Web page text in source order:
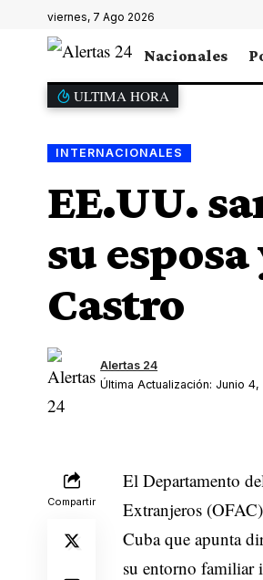
viernes, 7 Ago 2026
Nacionales
ULTIMA HORA
INTERNACIONALES
EE.UU.
su
Castro
Última Actualización: Junio
Alertas 24
Compartir
El Departamento
Extranjeros
Cuba que apunta
su entorno familiar